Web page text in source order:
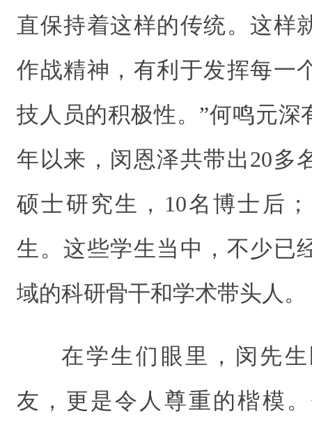
直保持着这样的传统。这样
作战精神，有利于发挥每一
技人员的积极性。”何鸣元深
年以来，闵恩泽共带出20多
硕士研究生，10名博士后
生。这些学生当中，不少已
域的科研骨干和学术带头人。
在学生们眼里，闵先
友，更是令人尊重的楷模